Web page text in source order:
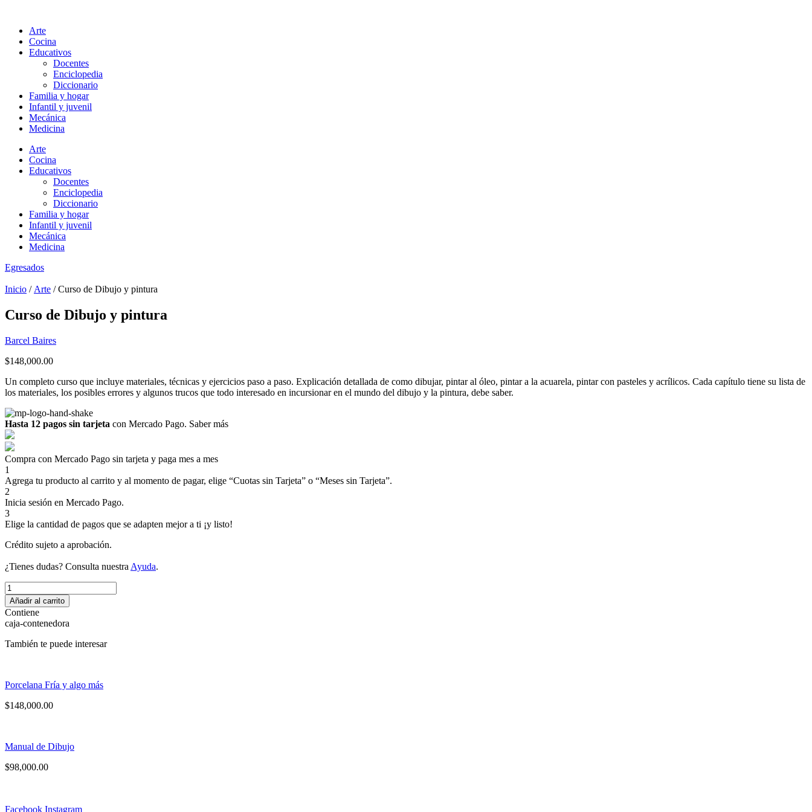
contenido
Arte
Cocina
Educativos
Docentes
Enciclopedia
Diccionario
Familia y hogar
Infantil y juvenil
Mecánica
Medicina
Arte
Cocina
Educativos
Docentes
Enciclopedia
Diccionario
Familia y hogar
Infantil y juvenil
Mecánica
Medicina
Egresados
Inicio / Arte / Curso de Dibujo y pintura
Curso de Dibujo y pintura
Barcel Baires
$148,000.00
Un completo curso que incluye materiales, técnicas y ejercicios paso a paso. Explicación detallada de como dibujar, pintar al óleo, pintar a la acuarela, pintar con pasteles y acrílicos. Cada capítulo tiene su lista de
los materiales, los posibles errores y algunos trucos que todo interesado en incursionar en el mundo del dibujo y la pintura, debe saber.
Hasta 12 pagos sin tarjeta con Mercado Pago. Saber más
Compra con Mercado Pago sin tarjeta y paga mes a mes
1
Agrega tu producto al carrito y al momento de pagar, elige “Cuotas sin Tarjeta” o “Meses sin Tarjeta”.
2
Inicia sesión en Mercado Pago.
3
Elige la cantidad de pagos que se adapten mejor a ti ¡y listo!
Crédito sujeto a aprobación.
¿Tienes dudas? Consulta nuestra Ayuda.
Curso
de
Dibujo
y
pintura
cantidad
Añadir al carrito
Contiene
caja-contenedora
También te puede interesar
Porcelana Fría y algo más
$148,000.00
Manual de Dibujo
$98,000.00
Facebook Instagram